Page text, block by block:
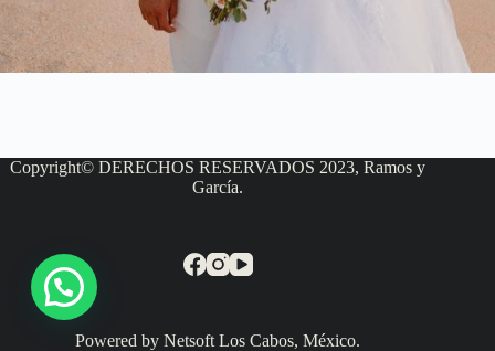
Copyright© DERECHOS RESERVADOS 2023, Ramos y
García.
Powered by Netsoft Los Cabos, México.